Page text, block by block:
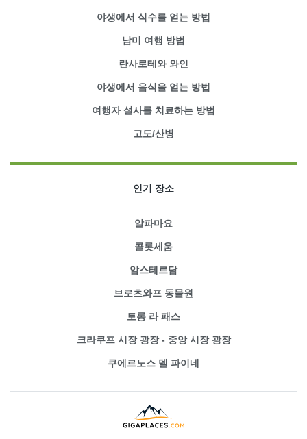
야생에서 식수를 얻는 방법
남미 여행 방법
란사로테와 와인
야생에서 음식을 얻는 방법
여행자 설사를 치료하는 방법
고도/산병
인기 장소
알파마요
콜롯세움
암스테르담
브로츠와프 동물원
토롱 라 패스
크라쿠프 시장 광장 - 중앙 시장 광장
쿠에르노스 델 파이네